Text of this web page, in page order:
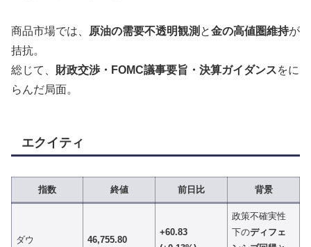
商品市場では、 原油の需要不透明観測 と金の高値圏維持が
拮抗。
総じて、 財政交渉・FOMC議事要旨・決算ガイダンスをに
らんだ局面。
エクイティ
指数 終値 前日比 背景
ダウ 46,755.80
+60.83
政策不確実性
下のディフェ